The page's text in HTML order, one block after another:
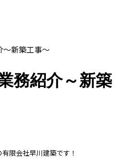
～新築工事～
務紹介～新築
限会社早川建築です！